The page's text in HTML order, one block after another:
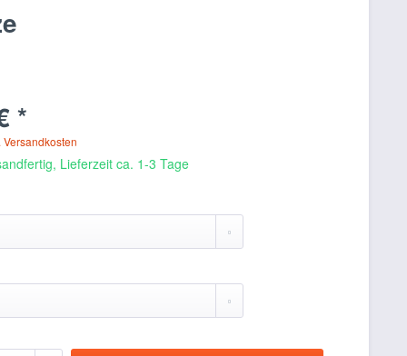
*
Versandkosten
Lieferzeit ca. 1-3 Tage